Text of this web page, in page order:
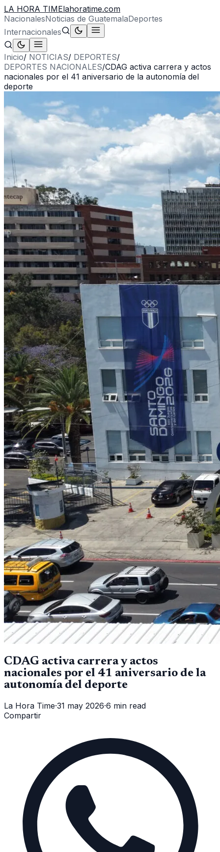
LA HORA TIMElahoratime.com
NacionalesNoticias de GuatemalaDeportes
Internacionales
Inicio/ NOTICIAS/ DEPORTES/
DEPORTES NACIONALES/CDAG activa carrera y actos
nacionales por el 41 aniversario de la autonomía del
deporte
CDAG activa carrera y actos
nacionales por el 41 aniversario de la
autonomía del deporte
La Hora Time·31 may 2026·6 min read
Compartir